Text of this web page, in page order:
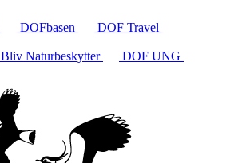
DOFbasen
DOF Travel
Bliv Naturbeskytter
DOF UNG